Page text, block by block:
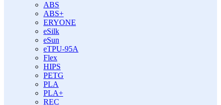
ABS
ABS+
ERYONE
eSilk
eSun
eTPU-95A
Flex
HIPS
PETG
PLA
PLA+
REC